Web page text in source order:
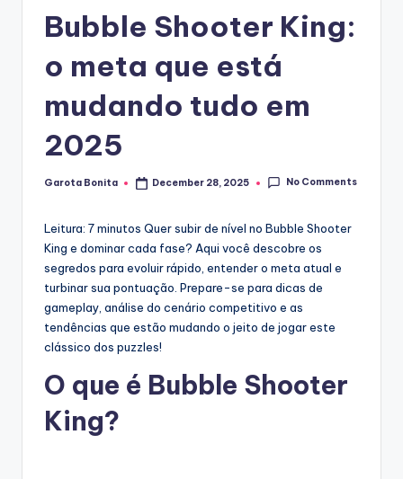
Bubble Shooter King:
o meta que está
mudando tudo em
2025
Posted
Garota Bonita December 28, 2025 No Comments
Leitura: 7 minutos Quer subir de nível no Bubble Shooter
King e dominar cada fase? Aqui você descobre os
segredos para evoluir rápido, entender o meta atual e
turbinar sua pontuação. Prepare-se para dicas de
gameplay, análise do cenário competitivo e as
tendências que estão mudando o jeito de jogar este
clássico dos puzzles!
O que é Bubble Shooter
King?